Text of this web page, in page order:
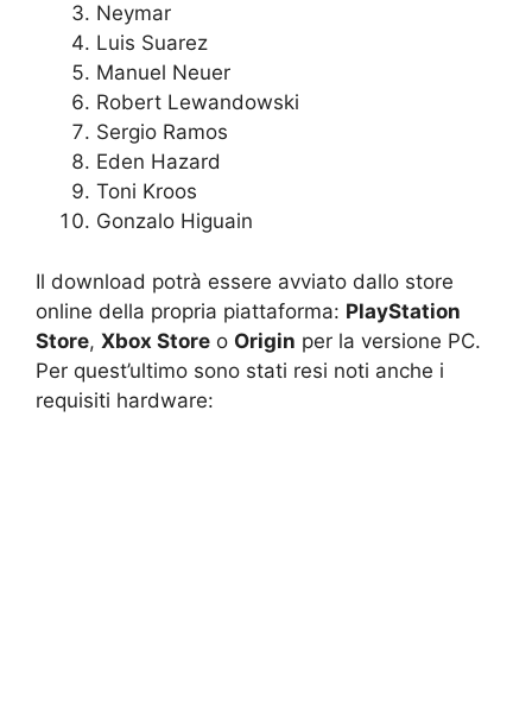
Neymar
Luis Suarez
Manuel Neuer
Robert Lewandowski
Sergio Ramos
Eden Hazard
Toni Kroos
Gonzalo Higuain
Il download potrà essere avviato dallo store
online della propria piattaforma: PlayStation
Store, Xbox Store o Origin per la versione PC.
Per quest’ultimo sono stati resi noti anche i
requisiti hardware: